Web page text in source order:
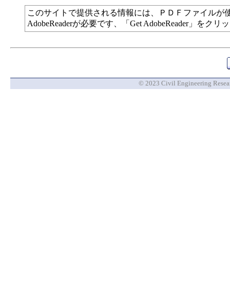
このサイトで提供される情報には、ＰＤＦファイル
AdobeReaderが必要です、「Get AdobeReader」をク
© 2023 Civil Engineering